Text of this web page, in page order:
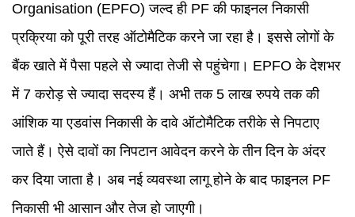
Organisation (EPFO) जल्द ही PF की फाइनल निकासी
प्रक्रिया को पूरी तरह ऑटोमैटिक करने जा रहा है। इससे लोगों के
बैंक खाते में पैसा पहले से ज्यादा तेजी से पहुंचेगा। EPFO के देशभर
में 7 करोड़ से ज्यादा सदस्य हैं। अभी तक 5 लाख रुपये तक की
आंशिक या एडवांस निकासी के दावे ऑटोमैटिक तरीके से निपटाए
जाते हैं। ऐसे दावों का निपटान आवेदन करने के तीन दिन के अंदर
कर दिया जाता है। अब नई व्यवस्था लागू होने के बाद फाइनल PF
निकासी भी आसान और तेज हो जाएगी।